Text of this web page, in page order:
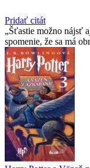
Pridať citát
Šťastie možno nájsť
spomenie, že sa má